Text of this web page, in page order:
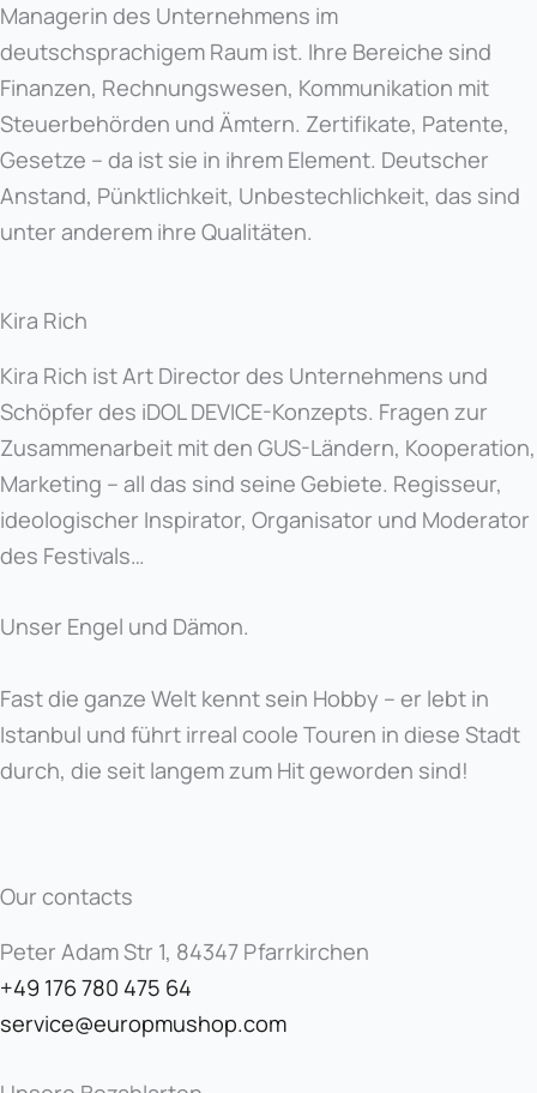
Managerin des Unternehmens im
deutschsprachigem Raum ist. Ihre Bereiche sind
Finanzen, Rechnungswesen, Kommunikation mit
Steuerbehörden und Ämtern. Zertifikate, Patente,
Gesetze – da ist sie in ihrem Element. Deutscher
Anstand, Pünktlichkeit, Unbestechlichkeit, das sind
unter anderem ihre Qualitäten.
Kira Rich
Kira Rich ist Art Director des Unternehmens und
Schöpfer des iDOL DEVICE-Konzepts. Fragen zur
Zusammenarbeit mit den GUS-Ländern, Kooperation,
Marketing – all das sind seine Gebiete. Regisseur,
ideologischer Inspirator, Organisator und Moderator
des Festivals…
Unser Engel und Dämon.
Fast die ganze Welt kennt sein Hobby – er lebt in
Istanbul und führt irreal coole Touren in diese Stadt
durch, die seit langem zum Hit geworden sind!
Our contacts
Peter Adam Str 1, 84347 Pfarrkirchen
+49 176 780 475 64
service@europmushop.com